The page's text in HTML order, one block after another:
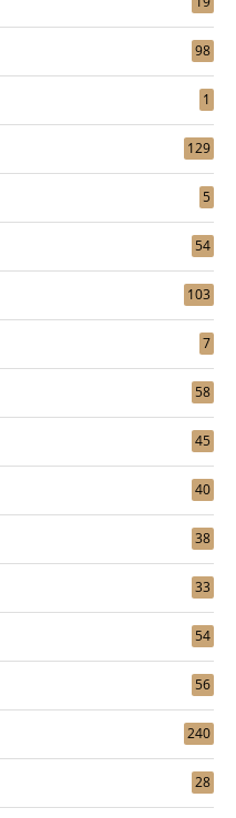
98
1
129
5
54
103
7
58
45
40
38
33
54
56
240
28